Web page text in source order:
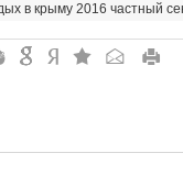
в крыму 2016 частный
& 6 Q P R